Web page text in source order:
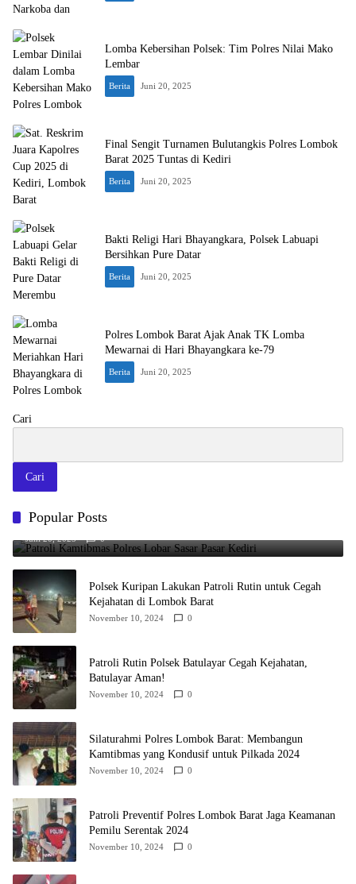
Lomba Kebersihan Polsek: Tim Polres Nilai Mako
Lembar
Berita Juni 20, 2025
Final Sengit Turnamen Bulutangkis Polres Lombok
Barat 2025 Tuntas di Kediri
Berita Juni 20, 2025
Bakti Religi Hari Bhayangkara, Polsek Labuapi
Bersihkan Pure Datar
Berita Juni 20, 2025
Polres Lombok Barat Ajak Anak TK Lomba
Mewarnai di Hari Bhayangkara ke-79
Berita Juni 20, 2025
Cari
Cari
Popular Posts
Patroli Kamtibmas Polres Lobar Sasar Pasar Kediri
Juni 20, 2025 0
Polsek Kuripan Lakukan Patroli Rutin untuk Cegah
Kejahatan di Lombok Barat
November 10, 2024 0
Patroli Rutin Polsek Batulayar Cegah Kejahatan,
Batulayar Aman!
November 10, 2024 0
Silaturahmi Polres Lombok Barat: Membangun
Kamtibmas yang Kondusif untuk Pilkada 2024
November 10, 2024 0
Patroli Preventif Polres Lombok Barat Jaga Keamanan
Pemilu Serentak 2024
November 10, 2024 0